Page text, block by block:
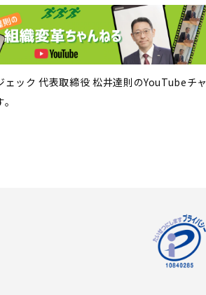
ェック 代表取締役 松井達則のYouTubeチャ